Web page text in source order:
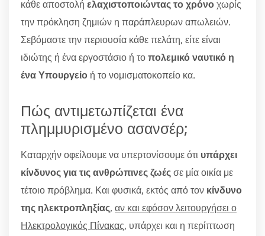
κάθε αποστολή ελαχιστοποιώντας το χρόνοχωρίς
την πρόκληση ζημιών η παράπλευρων απωλειών.
Σεβόμαστε την περιουσία κάθε πελάτη, είτε είναι
ιδιώτης ή ένα εργοστάσιο ή τοπολεμικό ναυτικό η
ένα Υπουργείο ή το νομισματοκοπείο κα.
Πώς αντιμετωπίζεται ένα
πλημμυρισμένο ασανσέρ;
Καταρχήν οφείλουμε να υπερτονίσουμε ότι υπάρχει
κίνδυνος για τις ανθρώπινες ζωέςσε μία οικία με
τέτοιο πρόβλημα. Και φυσικά, εκτός από τον κίνδυνο
της ηλεκτροπληξίας, αν και εφόσον λειτουργήσει ο
Ηλεκτρολογικός Πίνακας, υπάρχει και η περίπτωση